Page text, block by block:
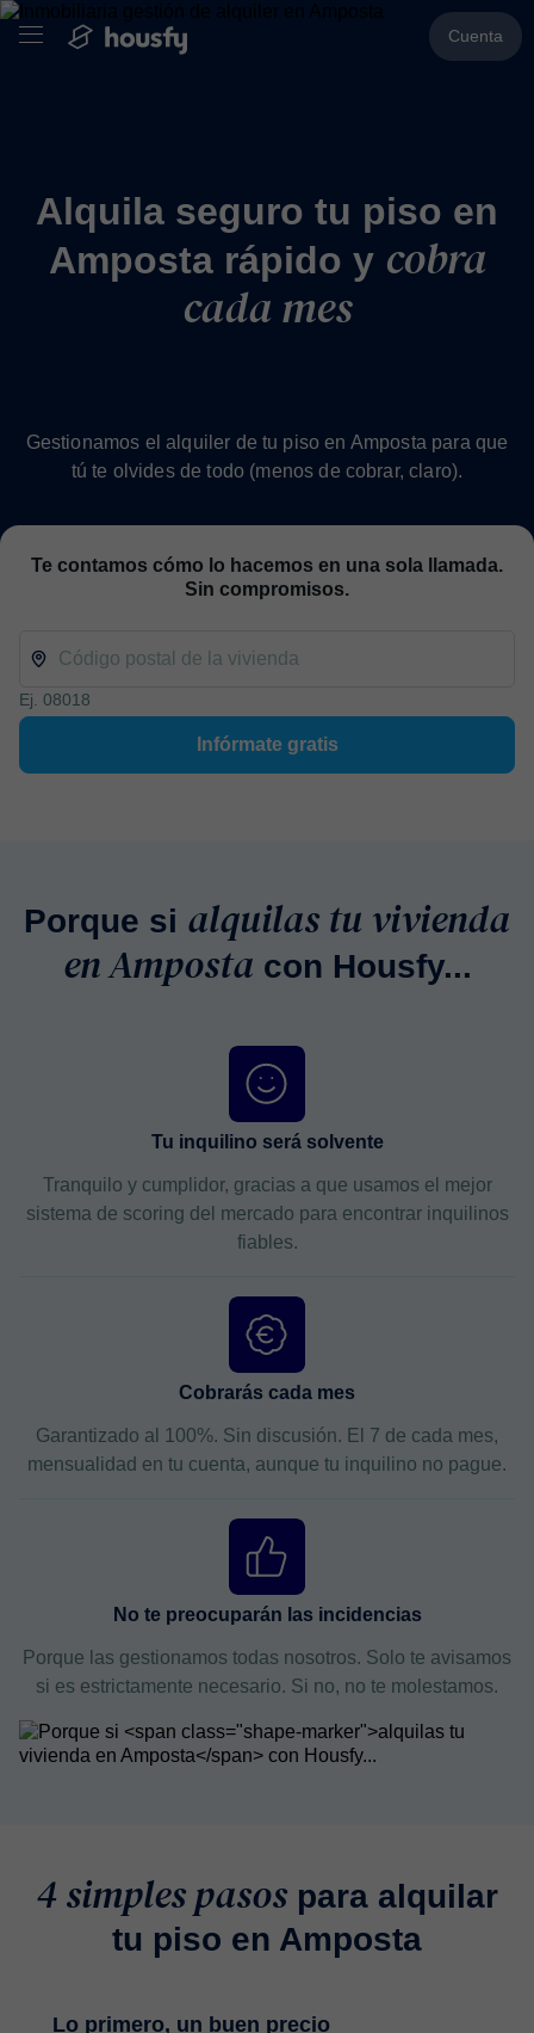
Cuenta
Alquila seguro tu piso en
Amposta rápido y cobra
cada mes
Gestionamos el alquiler de tu piso en Amposta para que
tú te olvides de todo (menos de cobrar, claro).
Te contamos cómo lo hacemos en una sola llamada.
Sin compromisos.
Ej. 08018
Infórmate gratis
Porque si alquilas tu vivienda
en Amposta con Housfy...
Tu inquilino será solvente
Tranquilo y cumplidor, gracias a que usamos el mejor
sistema de scoring del mercado para encontrar inquilinos
fiables.
Cobrarás cada mes
Garantizado al 100%. Sin discusión. El 7 de cada mes,
mensualidad en tu cuenta, aunque tu inquilino no pague.
No te preocuparán las incidencias
Porque las gestionamos todas nosotros. Solo te avisamos
si es estrictamente necesario. Si no, no te molestamos.
4 simples pasospara alquilar
tu piso en Amposta
Lo primero, un buen precio